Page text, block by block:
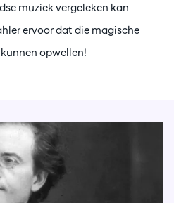
muziek vergeleken kan
ervoor dat die magische
opwellen!